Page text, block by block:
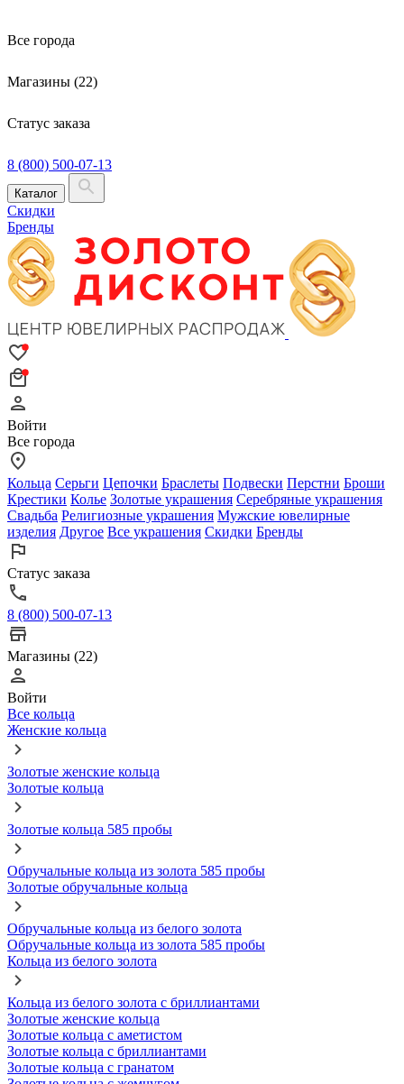
Все города
Магазины (22)
Статус заказа
8 (800) 500-07-13
Каталог
Скидки
Бренды
Войти
Все города
Кольца Серьги Цепочки Браслеты Подвески Перстни Броши
Крестики Колье Золотые украшения Серебряные украшения
Свадьба Религиозные украшения Мужские ювелирные
изделия Другое Все украшения Скидки Бренды
Статус заказа
8 (800) 500-07-13
Магазины (22)
Войти
Все кольца
Женские кольца
Золотые женские кольца
Золотые кольца
Золотые кольца 585 пробы
Обручальные кольца из золота 585 пробы
Золотые обручальные кольца
Обручальные кольца из белого золота
Обручальные кольца из золота 585 пробы
Кольца из белого золота
Кольца из белого золота с бриллиантами
Золотые женские кольца
Золотые кольца с аметистом
Золотые кольца с бриллиантами
Золотые кольца с гранатом